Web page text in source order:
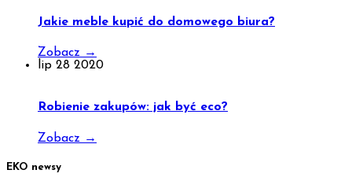
Jakie meble kupić do domowego biura?
Zobacz →
lip 28 2020
Robienie zakupów: jak być eco?
Zobacz →
EKO newsy